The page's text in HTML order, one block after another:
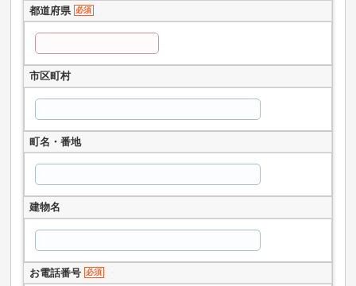
都道府県 必須
市区町村
町名・番地
建物名
お電話番号 必須